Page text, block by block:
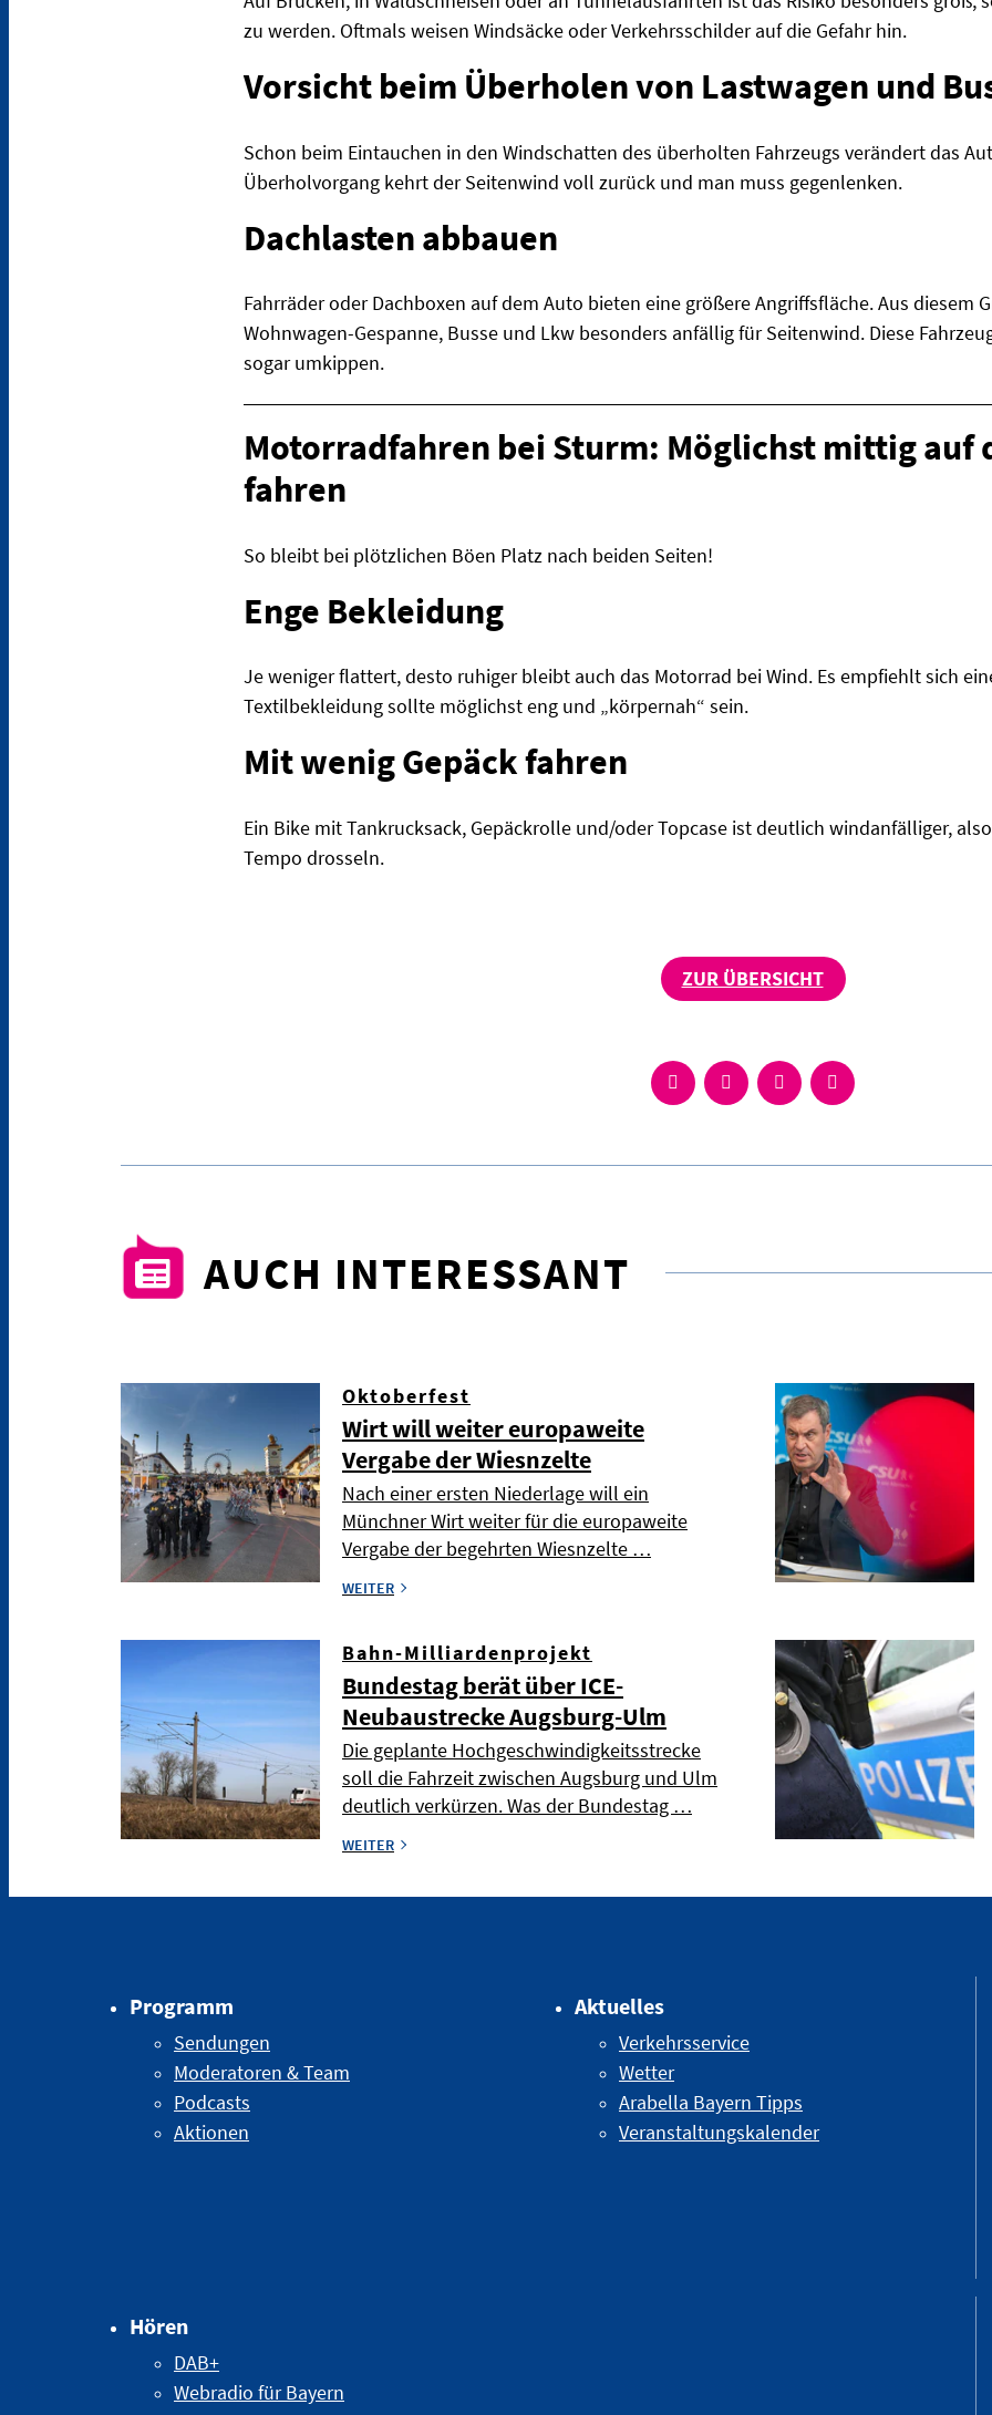
zu werden. Oftmals weisen Windsäcke oder Verkehrsschilder auf die Gefahr hin.
Vorsicht beim Überholen von Lastwagen und
Schon beim Eintauchen in den Windschatten des überholten Fahrzeugs verändert das
Überholvorgang kehrt der Seitenwind voll zurück und man muss gegenlenken.
Dachlasten abbauen
Fahrräder oder Dachboxen auf dem Auto bieten eine größere Angriffsfläche. Aus diesem
Wohnwagen-Gespanne, Busse und Lkw besonders anfällig für Seitenwind. Diese
sogar umkippen.
Motorradfahren bei Sturm: Möglichst mittig auf
fahren
So bleibt bei plötzlichen Böen Platz nach beiden Seiten!
Enge Bekleidung
Je weniger flattert, desto ruhiger bleibt auch das Motorrad bei Wind. Es empfiehlt sich
Textilbekleidung sollte möglichst eng und „körpernah“ sein.
Mit wenig Gepäck fahren
Ein Bike mit Tankrucksack, Gepäckrolle und/oder Topcase ist deutlich windanfälliger,
Tempo drosseln.
ZUR ÜBERSICHT
AUCH INTERESSANT
Oktoberfest
Wirt will weiter europaweite
Vergabe der Wiesnzelte
Nach einer ersten Niederlage will ein
Münchner Wirt weiter für die europaweite
Vergabe der begehrten Wiesnzelte …
WEITER
Bahn-Milliardenprojekt
Bundestag berät über ICE-
Neubaustrecke Augsburg-Ulm
Die geplante Hochgeschwindigkeitsstrecke
soll die Fahrzeit zwischen Augsburg und Ulm
deutlich verkürzen. Was der Bundestag …
WEITER
Programm
Sendungen
Moderatoren & Team
Podcasts
Aktionen
Aktuelles
Verkehrsservice
Wetter
Arabella Bayern Tipps
Veranstaltungskalender
Hören
DAB+
Webradio für Bayern